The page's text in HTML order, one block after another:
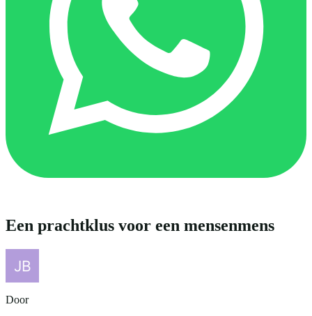
Een prachtklus voor een mensenmens
Door